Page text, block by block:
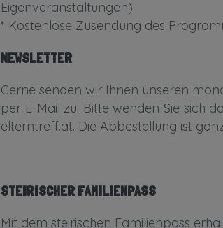
Eigenveranstaltungen)
* Kostenlose Zusendung des
NEWSLETTER
Gerne senden wir Ihnen unseren
per E-Mail zu. Bitte wenden Sie sich
elterntreff.at. Die Abbestellung ist
STEIRISCHER FAMILIENPASS
Mit dem steirischen Familienpass